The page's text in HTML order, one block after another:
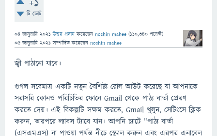
টি ভোট
04 জানুয়ারি 2021 উত্তর প্রদান করেছেন noshin mahee (110,340 পয়েন্ট)
05 জানুয়ারি 2021 সম্পাদিত করেছেন noshin mahee
জ্বী পাঠানো যাবে।
গুগল সবেমাত্র একটি নতুন বৈশিষ্ট্য রোল আউট করেছে যা আপনাকে
সরাসরি কোনও পরিচিতির ফোনে Gmail থেকে পাঠ্য বার্তা প্রেরণ
করতে দেয়। এই বিকল্পটি সক্ষম করতে, Gmail খুলুন, সেটিংসে ক্লিক
করুন, তারপরে ল্যাবস ট্যাবে যান। আপনি চ্যাটে "পাঠ্য বার্তা
(এসএমএস) না পাওয়া পর্যন্ত নীচে স্ক্রোল করুন এবং এরপর এনাবেল